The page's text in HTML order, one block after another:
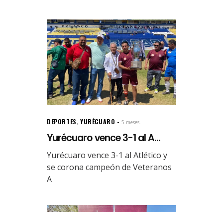
DEPORTES,YURÉCUARO 5 meses.
Yurécuaro vence 3-1 al A...
Yurécuaro vence 3-1 al Atlético y
se corona campeón de Veteranos
A